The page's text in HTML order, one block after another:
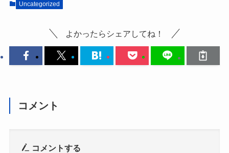
Uncategorized
よかったらシェアしてね！
コメント
コメントする